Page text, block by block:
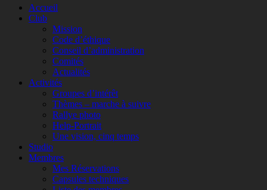
Accueil
Club
Mission
Code d’éthique
Conseil d’administration
Comités
Actualités
Activités
Groupes d’intérêt
Thèmes – marche à suivre
Rallye photo
Help-Portrait
Une vision, cinq temps
Studio
Membres
Mes Réservations
Capsules techniques